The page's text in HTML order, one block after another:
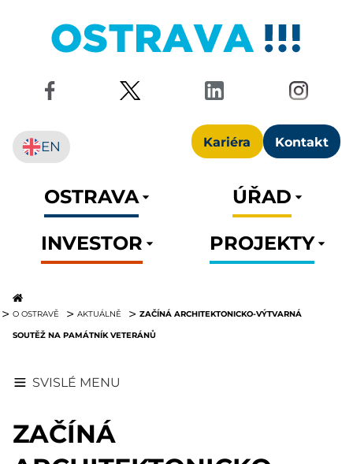
Kariéra Kontakt
EN
OSTRAVA
ÚŘAD
INVESTOR
PROJEKTY
O OSTRAVĚ AKTUÁLNĚ
ZAČÍNÁ ARCHITEKTONICKO-VÝTVARNÁ
SOUTĚŽ NA PAMÁTNÍK VETERÁNŮ
SVISLÉ MENU
ZAČÍNÁ